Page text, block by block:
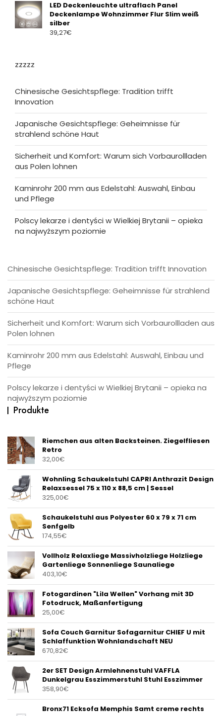
LED Deckenleuchte ultraflach Panel
Deckenlampe Wohnzimmer Flur Slim weiß
silber
39,27€
zzzzz
Chinesische Gesichtspflege: Tradition trifft
Innovation
Japanische Gesichtspflege: Geheimnisse für
strahlend schöne Haut
Sicherheit und Komfort: Warum sich Vorbaurollladen
aus Polen lohnen
Kaminrohr 200 mm aus Edelstahl: Auswahl, Einbau
und Pflege
Polscy lekarze i dentyści w Wielkiej Brytanii – opieka
na najwyższym poziomie
Chinesische Gesichtspflege: Tradition trifft Innovation
Japanische Gesichtspflege: Geheimnisse für strahlend
schöne Haut
Sicherheit und Komfort: Warum sich Vorbaurollladen aus
Polen lohnen
Kaminrohr 200 mm aus Edelstahl: Auswahl, Einbau und
Pflege
Polscy lekarze i dentyści w Wielkiej Brytanii – opieka na
najwyższym poziomie
Produkte
Riemchen aus alten Backsteinen. Ziegelfliesen
Retro
32,00€
Wohnling Schaukelstuhl CAPRI Anthrazit Design
Relaxsessel 75 x 110 x 88,5 cm | Sessel
325,00€
Schaukelstuhl aus Polyester 60 x 79 x 71 cm
Senfgelb
174,55€
Vollholz Relaxliege Massivholzliege Holzliege
Gartenliege Sonnenliege Saunaliege
403,10€
Fotogardinen "Lila Wellen" Vorhang mit 3D
Fotodruck, Maßanfertigung
25,00€
Sofa Couch Garnitur Sofagarnitur CHIEF U mit
Schlaffunktion Wohnlandschaft NEU
670,82€
2er SET Design Armlehnenstuhl VAFFLA
Dunkelgrau Esszimmerstuhl Stuhl Esszimmer
358,90€
Bronx71 Ecksofa Memphis Samt creme rechts